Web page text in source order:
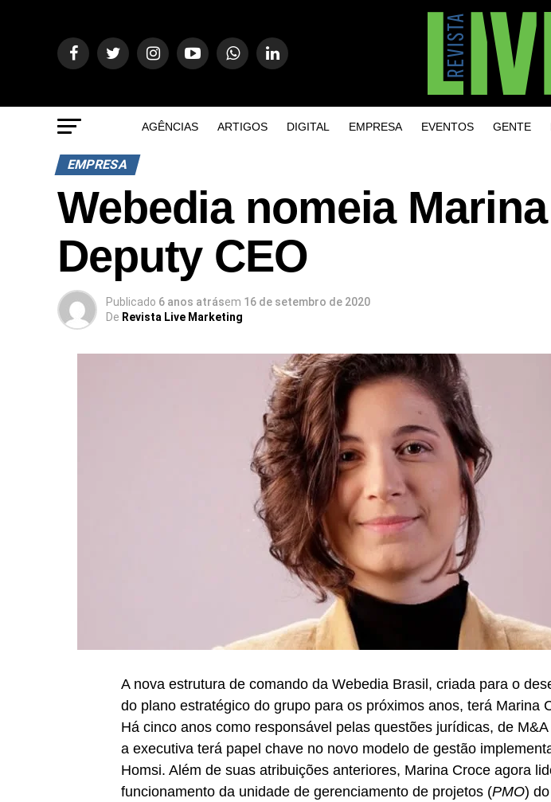
AGÊNCIAS ARTIGOS DIGITAL EMPRESA EVENTOS GENTE
EMPRESA
Webedia nomeia
Deputy CEO
Publicado 6 anos atrásem 16 de setembro de 2020
De Revista Live Marketing
A nova estrutura de comando da Webedia Brasil, criada para o
do plano estratégico do grupo para os próximos anos, terá Marina
Há cinco anos como responsável pelas questões jurídicas, de
a executiva terá papel chave no novo modelo de gestão
Homsi. Além de suas atribuições anteriores, Marina Croce agora
funcionamento da unidade de gerenciamento de projetos (PMO)